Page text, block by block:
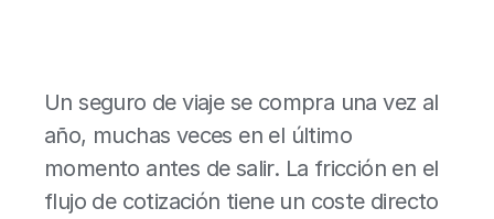
Un seguro de viaje se compra una vez al
año, muchas veces en el último
momento antes de salir. La fricción en el
flujo de cotización tiene un coste directo